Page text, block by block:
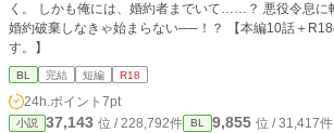
く。 しかも俺には、婚約者までいて……？ 悪役令息に転生した俺の恋は、まず
婚約破棄しなきゃ始まらない──！？ 【本編10話＋R18の番外編3話で完結で
す。】
BL 完結 短編 R18
24h.ポイント 7pt
小説 37,143 位 / 228,792件 BL 9,855 位 / 31,417件